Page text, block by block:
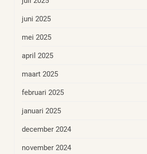
juni 2025
mei 2025
april 2025
maart 2025
februari 2025
januari 2025
december 2024
november 2024